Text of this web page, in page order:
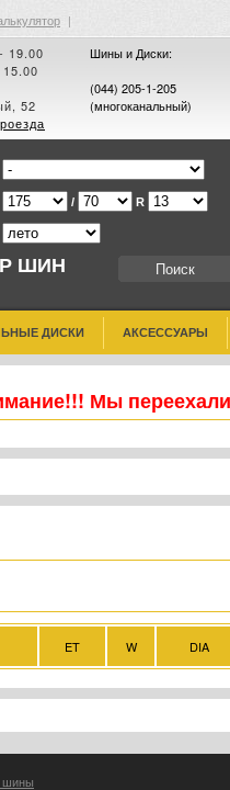
|
19.00
52
Шины и Диски:
(044) 205-1-205
(многоканальный)
ШИН
/ R
ДИСКИ АКСЕССУАРЫ
Мы
ET W DIA
шины